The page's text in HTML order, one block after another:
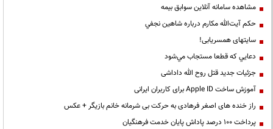
مشاهده سامانه آنلاين سوابق بیمه
حكم آيت‌الله مكارم درباره شاهين نجفي
سایتهای همسریابی!
دعايي كه قطعا مستجاب مي‌شود
جزئیات جدید قتل روح الله داداشی
آموزش ساخت Apple ID برای کاربران ایرانی
راز خنده های اصغر فرهادی به حرکت بی شرمانه خانم بازیگر + عکس
پرداخت ۱۰۰ درصد پاداش پایان خدمت فرهنگیان